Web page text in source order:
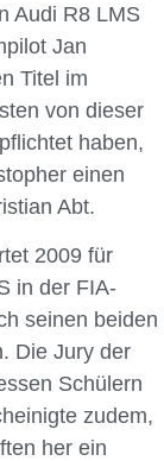
Audi R8 LMS
Jan
Titel im
von dieser
haben,
einen
Abt.
2009 für
in der FIA-
seinen beiden
Die Jury der
Schülern
zudem,
her ein